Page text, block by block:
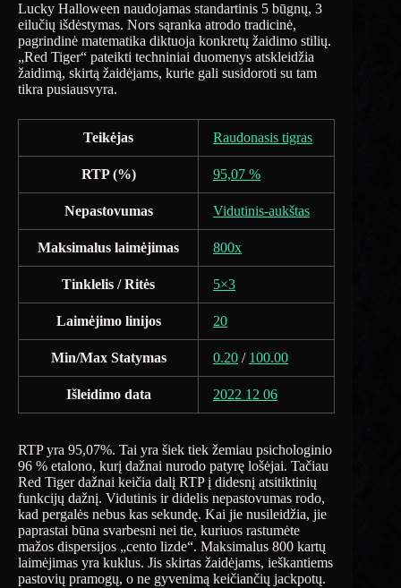
Lucky Halloween naudojamas standartinis 5 būgnų, 3
eilučių išdėstymas. Nors sąranka atrodo tradicinė,
pagrindinė matematika diktuoja konkretų žaidimo stilių.
„Red Tiger“ pateikti techniniai duomenys atskleidžia
žaidimą, skirtą žaidėjams, kurie gali susidoroti su tam
tikra pusiausvyra.
Teikėjas Raudonasis tigras
RTP (%) 95,07 %
Nepastovumas Vidutinis-aukštas
Maksimalus laimėjimas 800x
Tinklelis / Ritės 5×3
Laimėjimo linijos 20
Min/Max Statymas 0.20 / 100.00
Išleidimo data 2022 12 06
RTP yra 95,07%. Tai yra šiek tiek žemiau psichologinio
96 % etalono, kurį dažnai nurodo patyrę lošėjai. Tačiau
Red Tiger dažnai keičia dalį RTP į didesnį atsitiktinių
funkcijų dažnį. Vidutinis ir didelis nepastovumas rodo,
kad pergalės nebus kas sekundę. Kai jie nusileidžia, jie
paprastai būna svarbesni nei tie, kuriuos rastumėte
mažos dispersijos „cento lizde“. Maksimalus 800 kartų
laimėjimas yra kuklus. Jis skirtas žaidėjams, ieškantiems
pastovių pramogų, o ne gyvenimą keičiančių jackpotų.